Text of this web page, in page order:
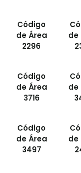
Código
de Área
2296
de
Código
de Área
3716
de
Código
de Área
3497
de